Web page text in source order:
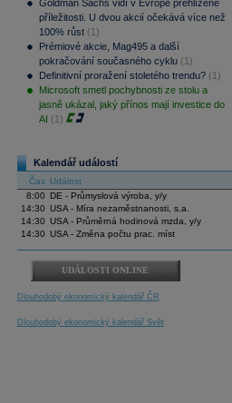
Goldman Sachs vidí v Evropě přehlížené
příležitosti. U dvou akcií očekává více než
100% růst (1)
Prémiové akcie, Mag495 a další
pokračování současného cyklu (1)
Definitivní proražení stoletého trendu? (1)
Microsoft smetl pochybnosti ze stolu a
jasně ukázal, jaký přínos mají investice do
AI (1)
Kalendář událostí
Čas Událost
8:00
DE - Průmyslová výroba, y/y
14:30 USA - Míra nezaměstnanosti, s.a.
14:30 USA - Průměrná hodinová mzda, y/y
14:30 USA - Změna počtu prac. míst
UDÁLOSTI ONLINE
Dlouhodobý ekonomický kalendář ČR
Dlouhodobý ekonomický kalendář Svět